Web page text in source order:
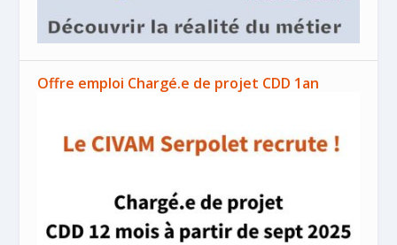
Offre emploi Chargé.e de projet CDD 1an